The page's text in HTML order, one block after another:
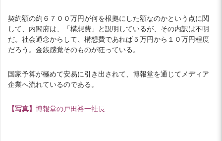
契約額の約６７００万円が何を根拠にした額なのかという点に関
して、内閣府は、「構想費」と説明しているが、その内訳は不明
だ。社会通念からして、構想費であれば５万円から１０万円程度
だろう。金銭感覚そのものが狂っている。
国家予算が極めて安易に引き出されて、博報堂を通じてメディア
企業へ流れているのである。
【写真】 博報堂の戸田裕一社長